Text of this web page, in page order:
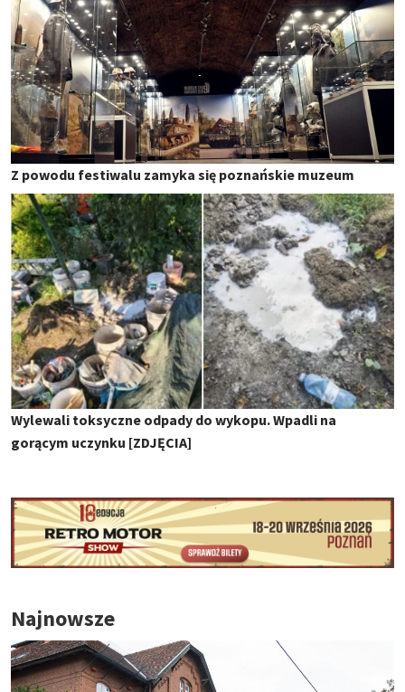
Z powodu festiwalu zamyka się poznańskie muzeum
Wylewali toksyczne odpady do wykopu. Wpadli na
gorącym uczynku [ZDJĘCIA]
Najnowsze